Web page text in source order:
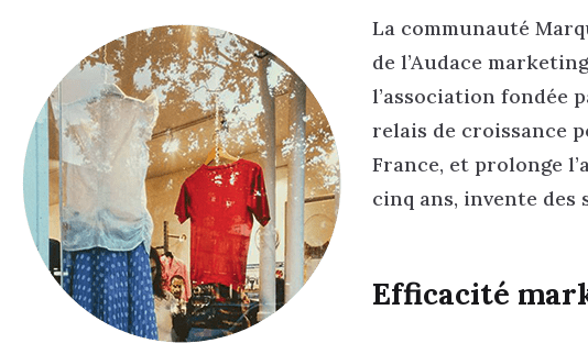
La communauté
de l’Audace
l’association fondée
relais de croissance
France, et prolonge
cinq ans, invente
Efficacité